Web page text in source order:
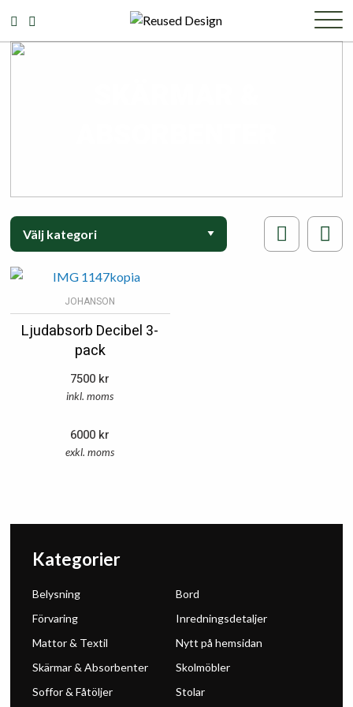
JOHANSON
Ljudabsorb Decibel 3-
pack
7500 kr
inkl. moms
6000 kr
exkl. moms
Kategorier
Belysning
Bord
Förvaring
Inredningsdetaljer
Mattor & Textil
Nytt på hemsidan
Skärmar & Absorbenter
Skolmöbler
Soffor & Fåtöljer
Stolar